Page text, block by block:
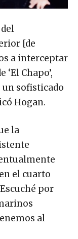
[de
a interceptar
Chapo’,
un sofisticado
Hogan.
la
el cuarto
por
al